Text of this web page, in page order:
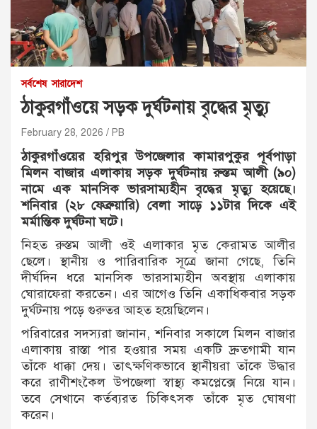
সর্বশেষ সারাদেশ
ঠাকুরগাঁওয়ে সড়ক দুর্ঘটনায় বৃদ্ধের মৃত্যু
February 28, 2026 PB
ঠাকুরগাঁওয়ের হরিপুর উপজেলার কামারপুকুর পূর্বপাড়া
মিলন বাজার এলাকায় সড়ক দুর্ঘটনায় রুস্তম আলী (৯০)
নামে এক মানসিক ভারসাম্যহীন বৃদ্ধের মৃত্যু হয়েছে।
শনিবার (২৮ ফেব্রুয়ারি) বেলা সাড়ে ১১টার দিকে এই
মর্মান্তিক দুর্ঘটনা ঘটে।
নিহত রুস্তম আলী ওই এলাকার মৃত কেরামত আলীর
ছেলে। স্থানীয় ও পারিবারিক সূত্রে জানা গেছে, তিনি
দীর্ঘদিন ধরে মানসিক ভারসাম্যহীন অবস্থায় এলাকায়
ঘোরাফেরা করতেন। এর আগেও তিনি একাধিকবার সড়ক
দুর্ঘটনায় পড়ে গুরুতর আহত হয়েছিলেন।
পরিবারের সদস্যরা জানান, শনিবার সকালে মিলন বাজার
এলাকায় রাস্তা পার হওয়ার সময় একটি দ্রুতগামী যান
তাঁকে ধাক্কা দেয়। তাৎক্ষণিকভাবে স্থানীয়রা তাঁকে উদ্ধার
করে রাণীশংকৈল উপজেলা স্বাস্থ্য কমপ্লেক্সে নিয়ে যান।
তবে সেখানে কর্তব্যরত চিকিৎসক তাঁকে মৃত ঘোষণা
করেন।